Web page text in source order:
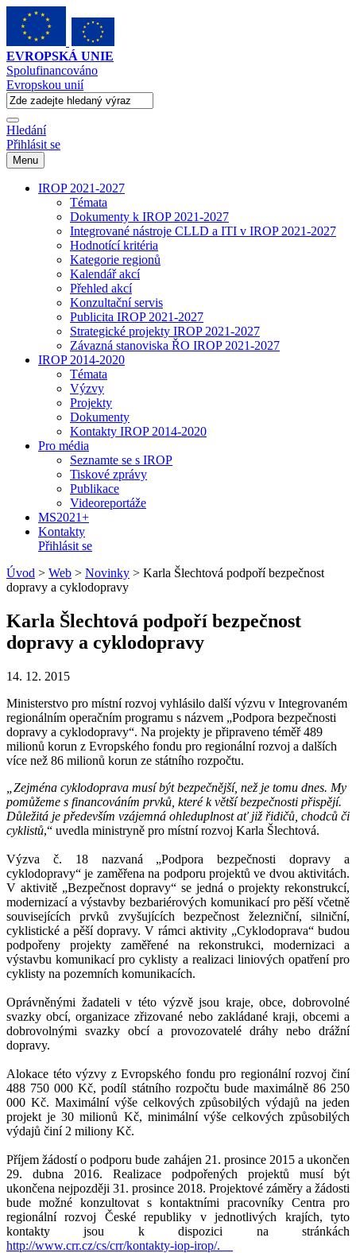
EVROPSKÁ UNIE
Spolufinancováno
Evropskou unií
Hledání
Přihlásit se
Menu
IROP 2021-2027
Témata
Dokumenty k IROP 2021-2027
Integrované nástroje CLLD a ITI v IROP 2021-2027
Hodnotící kritéria
Kategorie regionů
Kalendář akcí
Přehled akcí
Konzultační servis
Publicita IROP 2021-2027
Strategické projekty IROP 2021-2027
Závazná stanoviska ŘO IROP 2021-2027
IROP 2014-2020
Témata
Výzvy
Projekty
Dokumenty
Kontakty IROP 2014-2020
Pro média
Seznamte se s IROP
Tiskové zprávy
Publikace
Videoreportáže
MS2021+
Kontakty
Přihlásit se
Úvod > Web > Novinky > Karla Šlechtová podpoří bezpečnost
dopravy a cyklodopravy
Karla Šlechtová podpoří bezpečnost
dopravy a cyklodopravy
14. 12. 2015
Ministerstvo pro místní rozvoj vyhlásilo další výzvu v Integrovaném
regionálním operačním programu s názvem „Podpora bezpečnosti
dopravy a cyklodopravy“. Na projekty je připraveno téměř 489
milionů korun z Evropského fondu pro regionální rozvoj a dalších
více než 86 milionů korun ze státního rozpočtu.
„Zejména cyklodoprava musí být bezpečnější, než je tomu dnes. My
pomůžeme s financováním prvků, které k větší bezpečnosti přispějí.
Důležitá je především vzájemná ohleduplnost ať již řidičů, chodců či
cyklistů,“ uvedla ministryně pro místní rozvoj Karla Šlechtová.
Výzva č. 18 nazvaná „Podpora bezpečnosti dopravy a
cyklodopravy“ je zaměřena na podporu projektů ve dvou aktivitách.
V aktivitě „Bezpečnost dopravy“ se jedná o projekty rekonstrukcí,
modernizací a výstavby bezbariérových komunikací pro pěší včetně
souvisejících prvků zvyšujících bezpečnost železniční, silniční,
cyklistické a pěší dopravy. V rámci aktivity „Cyklodoprava“ budou
podpořeny projekty zaměřené na rekonstrukci, modernizaci a
výstavbu komunikací pro cyklisty a realizaci liniových opatření pro
cyklisty na pozemních komunikacích.
Oprávněnými žadateli v této výzvě jsou kraje, obce, dobrovolné
svazky obcí, organizace zřizované nebo zakládané kraji, obcemi a
dobrovolnými svazky obcí a provozovatelé dráhy nebo drážní
dopravy.
Alokace této výzvy z Evropského fondu pro regionální rozvoj činí
488 750 000 Kč, podíl státního rozpočtu bude maximálně 86 250
000 Kč. Maximální výše celkových způsobilých výdajů na jeden
projekt je 30 milionů Kč, minimální výše celkových způsobilých
výdajů činí 2 miliony Kč.
Příjem žádostí o podporu bude zahájen 21. prosince 2015 a ukončen
29. dubna 2016. Realizace podpořených projektů musí být
ukončena nejpozději 31. prosince 2018. Projektové záměry a žádosti
bude možné konzultovat s kontaktními pracovníky Centra pro
regionální rozvoj České republiky v jednotlivých krajích, tyto
kontakty jsou k dispozici na stránkách
http://www.crr.cz/cs/crr/kontakty-iop-irop/.